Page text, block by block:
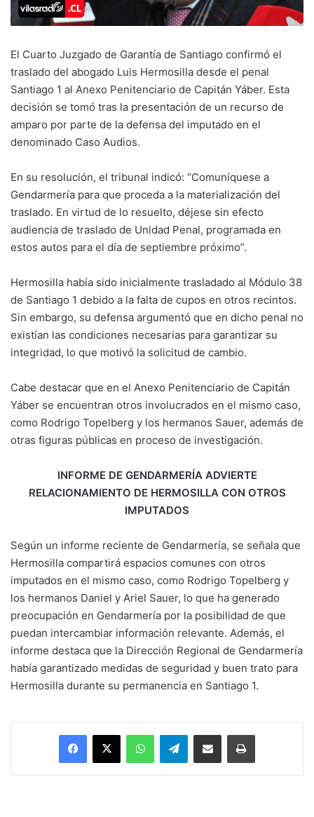
El Cuarto Juzgado de Garantía de Santiago confirmó el
traslado del abogado Luis Hermosilla desde el penal
Santiago 1 al Anexo Penitenciario de Capitán Yáber. Esta
decisión se tomó tras la presentación de un recurso de
amparo por parte de la defensa del imputado en el
denominado Caso Audios.
En su resolución, el tribunal indicó: “Comuníquese a
Gendarmería para que proceda a la materialización del
traslado. En virtud de lo resuelto, déjese sin efecto
audiencia de traslado de Unidad Penal, programada en
estos autos para el día de septiembre próximo”.
Hermosilla había sido inicialmente trasladado al Módulo 38
de Santiago 1 debido a la falta de cupos en otros recintos.
Sin embargo, su defensa argumentó que en dicho penal no
existían las condiciones necesarias para garantizar su
integridad, lo que motivó la solicitud de cambio.
Cabe destacar que en el Anexo Penitenciario de Capitán
Yáber se encuentran otros involucrados en el mismo caso,
como Rodrigo Topelberg y los hermanos Sauer, además de
otras figuras públicas en proceso de investigación.
INFORME DE GENDARMERÍA ADVIERTE
RELACIONAMIENTO DE HERMOSILLA CON OTROS
IMPUTADOS
Según un informe reciente de Gendarmería, se señala que
Hermosilla compartirá espacios comunes con otros
imputados en el mismo caso, como Rodrigo Topelberg y
los hermanos Daniel y Ariel Sauer, lo que ha generado
preocupación en Gendarmería por la posibilidad de que
puedan intercambiar información relevante. Además, el
informe destaca que la Dirección Regional de Gendarmería
había garantizado medidas de seguridad y buen trato para
Hermosilla durante su permanencia en Santiago 1.
Facebook
X WhatsAppTelegramEnviar vía email Imprimir